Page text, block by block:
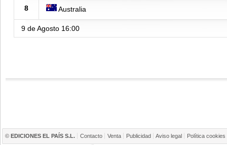
8 Australia
9 de Agosto 16:00
© EDICIONES EL PAÍS S.L. Contacto Venta Publicidad Aviso legal Política cookies